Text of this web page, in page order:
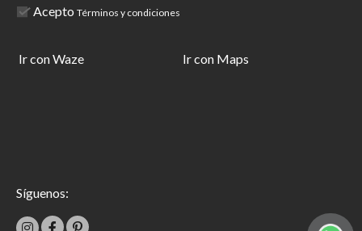
Acepto Términos y condiciones
Ir con Waze Ir con Maps
Síguenos: